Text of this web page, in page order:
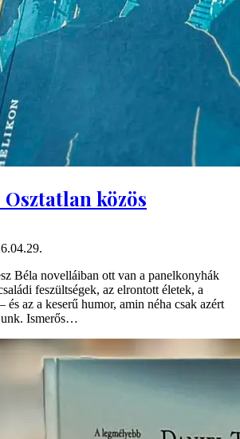
Osztatlan közös
Béla novelláiban ott van a panelkonyhák
feszültségek, az elrontott életek, a
az a keserű humor, amin néha csak azért
Ismerős…